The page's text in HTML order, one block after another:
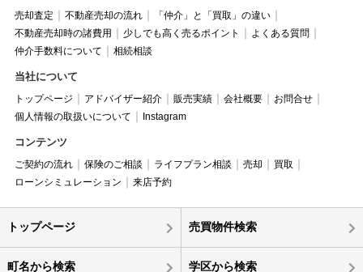
売却査定 不動産売却の流れ
「仲介」と「買取」の違い
不動産売却時の諸費用
少しでも高く売るポイント
よくある質問
仲介手数料について
相続相談
当社について
トップページ アドバイザー紹介 販売実績 会社概要
お問合せ
個人情報の取扱いについて
Instagram
コンテンツ
ご契約の流れ 保険のご相談 ライフプラン相談 売却
買取
ローンシミュレーション
来店予約
トップページ 売買物件検索
町名から検索 学区から検索